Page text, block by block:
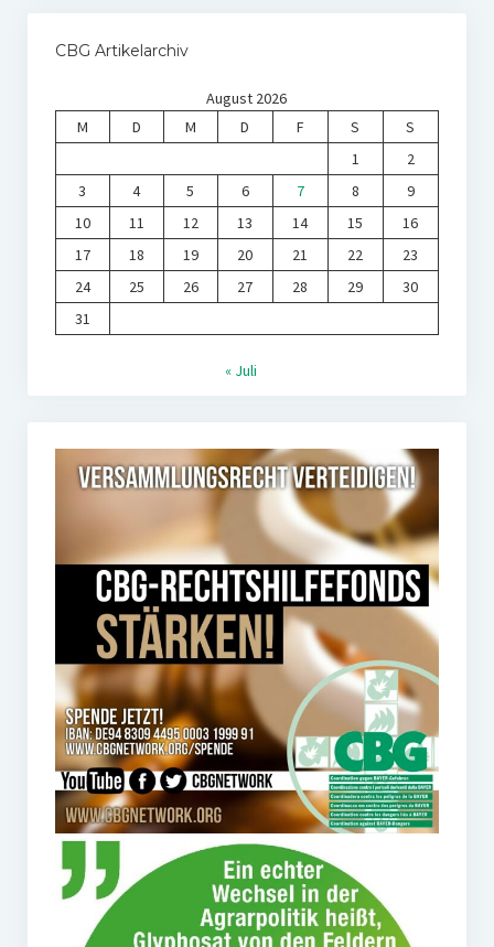
CBG Artikelarchiv
August 2026
M
D M D F S
S
1
2
3
4 5 6 7 8
9
10
11 12 13 14 15
16
17
18 19 20 21 22
23
24
25 26 27 28 29
30
31
« Juli